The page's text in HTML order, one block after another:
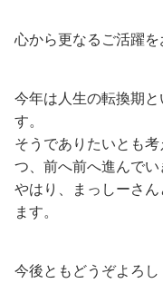
心から更なるご活躍を
今年は人生の転換期
す。
そうでありたいとも
つ、前へ前へ進んでい
やはり、まっしーさ
ます。
今後ともどうぞよろし